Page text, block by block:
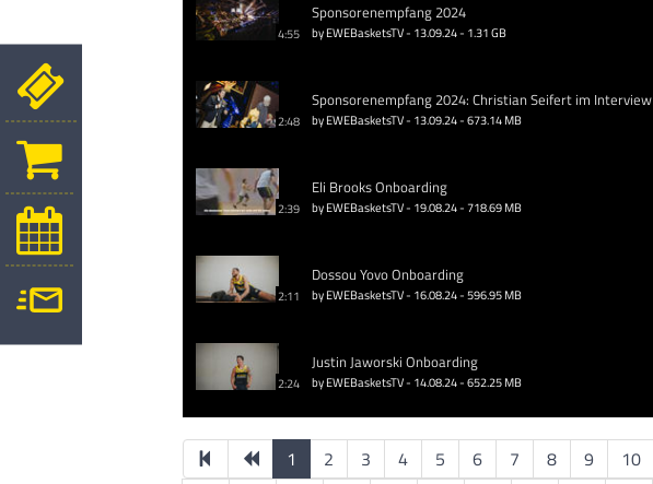
4:55
Sponsorenempfang 2024
by EWEBasketsTV - 13.09.24 - 1.31 GB
2:48
Sponsorenempfang 2024: Christian Seifert im Interview
by EWEBasketsTV - 13.09.24 - 673.14 MB
2:39
Eli Brooks Onboarding
by EWEBasketsTV - 19.08.24 - 718.69 MB
2:11
Dossou Yovo Onboarding
by EWEBasketsTV - 16.08.24 - 596.95 MB
2:24
Justin Jaworski Onboarding
by EWEBasketsTV - 14.08.24 - 652.25 MB
1 2 3 4 5 6 7 8 9 10